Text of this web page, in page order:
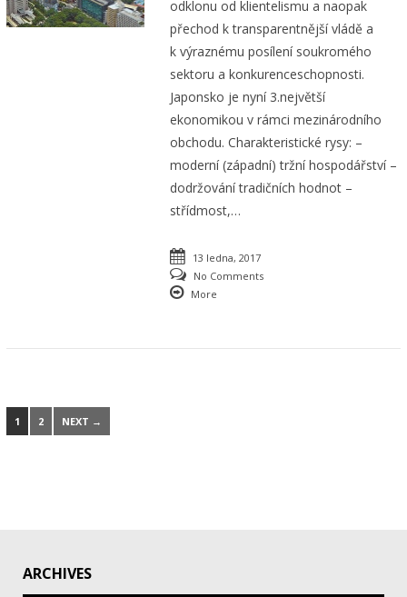
odklonu od klientelismu a naopak
přechod k transparentnější vládě a
k výraznému posílení soukromého
sektoru a konkurenceschopnosti.
Japonsko je nyní 3.největší
ekonomikou v rámci mezinárodního
obchodu. Charakteristické rysy: –
moderní (západní) tržní hospodářství –
dodržování tradičních hodnot –
střídmost,…
13 ledna, 2017
No Comments
More
1 2 NEXT →
ARCHIVES